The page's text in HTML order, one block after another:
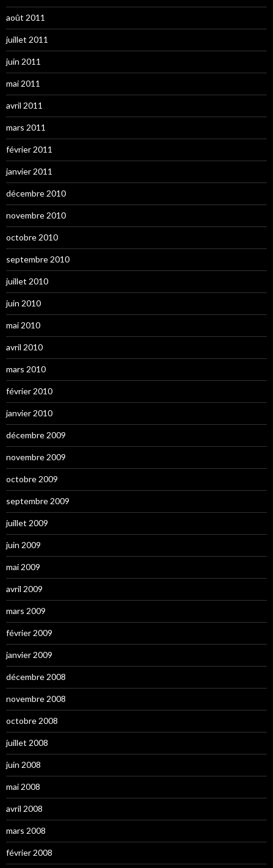
août 2011
juillet 2011
juin 2011
mai 2011
avril 2011
mars 2011
février 2011
janvier 2011
décembre 2010
novembre 2010
octobre 2010
septembre 2010
juillet 2010
juin 2010
mai 2010
avril 2010
mars 2010
février 2010
janvier 2010
décembre 2009
novembre 2009
octobre 2009
septembre 2009
juillet 2009
juin 2009
mai 2009
avril 2009
mars 2009
février 2009
janvier 2009
décembre 2008
novembre 2008
octobre 2008
juillet 2008
juin 2008
mai 2008
avril 2008
mars 2008
février 2008